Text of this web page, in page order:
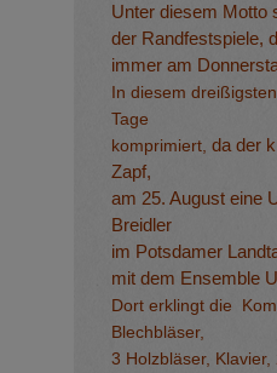
Unter diesem Motto
der Randfestspiele,
immer am
In diesem
Tage
komprimiert, da der
Zapf,
am 25. August eine
Breidler
im Potsdamer
mit dem Ensemble
Dort erklingt die
Blechbläser,
3 Holzbläser,